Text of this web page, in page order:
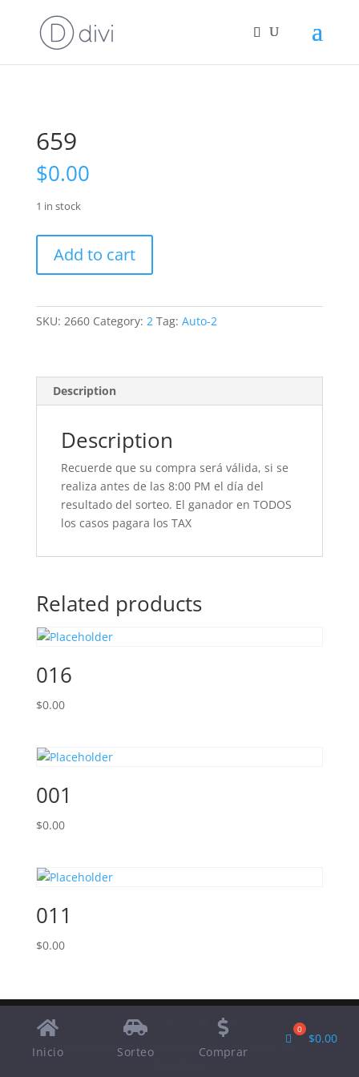
659
$0.00
1 in stock
quantity
Add to cart
SKU: 2660 Category: 2 Tag: Auto-2
Description
Description
Recuerde que su compra será válida, si se
realiza antes de las 8:00 PM el día del
resultado del sorteo. El ganador en TODOS
los casos pagara los TAX
Related products
016
$0.00
001
$0.00
011
$0.00
Designed by Elegant Themes
| Powered by
Inicio Sorteo Comprar
$0.00